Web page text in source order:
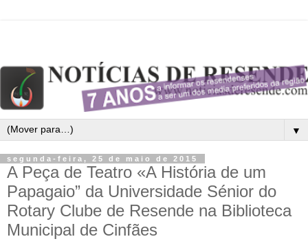
▼
segunda-feira, 25 de maio de 2015
A Peça de Teatro «A História de um
Papagaio” da Universidade Sénior do
Rotary Clube de Resende na Biblioteca
Municipal de Cinfães